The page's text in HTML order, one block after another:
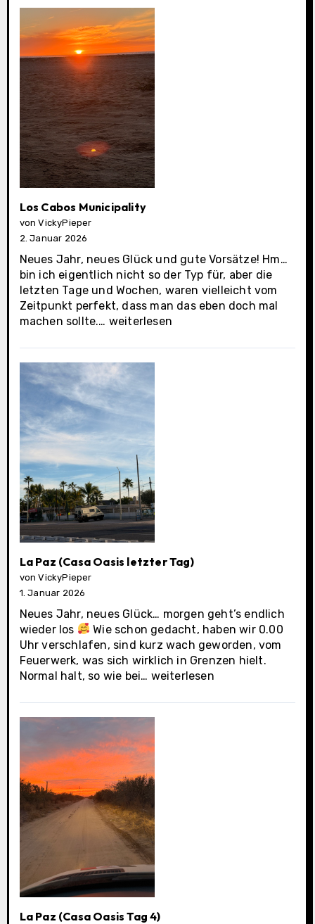
Los Cabos Municipality
von VickyPieper
2. Januar 2026
Neues Jahr, neues Glück und gute Vorsätze! Hm…
bin ich eigentlich nicht so der Typ für, aber die
letzten Tage und Wochen, waren vielleicht vom
Zeitpunkt perfekt, dass man das eben doch mal
machen sollte.… Los
Municipality
weiterlesen
La Paz (Casa Oasis letzter Tag)
von VickyPieper
1. Januar 2026
Neues Jahr, neues Glück… morgen geht’s endlich
wieder los
Wie schon gedacht, haben wir 0.00
Uhr verschlafen, sind kurz wach geworden, vom
Feuerwerk, was sich wirklich in Grenzen hielt.
Normal halt, so wie bei… La
(Casa
Oasis
letzter
Tag)
weiterlesen
La Paz (Casa Oasis Tag 4)